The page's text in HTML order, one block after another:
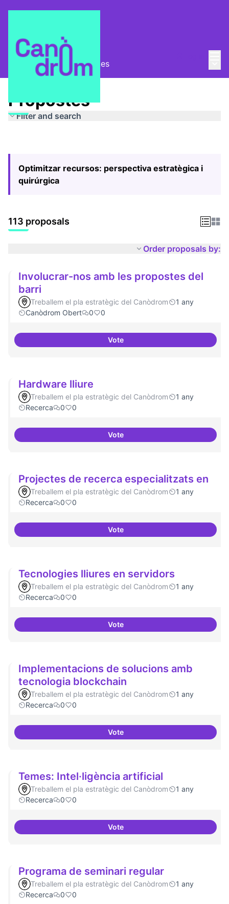
Pla Estratègic Propostes
Propostes
Filter and search
Optimitzar recursos: perspectiva estratègica i
quirúrgica
113 proposals
Order proposals by:
Involucrar-nos amb les propostes del
barri
Treballem el pla estratègic del Canòdrom
1 any
Canòdrom Obert
0 0
VoteInvolucrar-nos amb les
Hardware lliure
Treballem el pla estratègic del Canòdrom
1 any
Recerca
0 0
VoteHardware lliure
Projectes de recerca especialitzats en
Treballem el pla estratègic del Canòdrom
1 any
Recerca
0 0
VoteProjectes de recerca
Tecnologies lliures en servidors
Treballem el pla estratègic del Canòdrom
1 any
Recerca
0 0
VoteTecnologies lliures en servidors
Implementacions de solucions amb
tecnologia blockchain
Treballem el pla estratègic del Canòdrom
1 any
Recerca
0 0
VoteImplementacions de solucions
Temes: Intel·ligència artificial
Treballem el pla estratègic del Canòdrom
1 any
Recerca
0 0
VoteTemes: Intel·ligència artificial
Programa de seminari regular
Treballem el pla estratègic del Canòdrom
1 any
Recerca
0 0